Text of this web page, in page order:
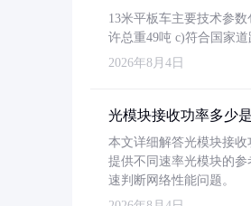
13米平板车主要技术参
许总重49吨 c)符合国家
2026年8月4日
光模块接收功率多少
本文详细解答光模块接
提供不同速率光模块的
速判断网络性能问题。